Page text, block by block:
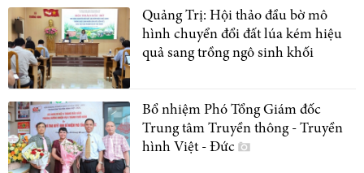
Quảng Trị: Hội thảo đầu bờ mô
hình chuyển đổi đất lúa kém hiệu
quả sang trồng ngô sinh khối
Bổ nhiệm Phó Tổng Giám đốc
Trung tâm Truyền thông - Truyền
hình Việt - Đức